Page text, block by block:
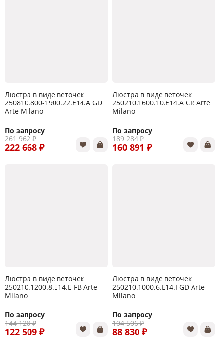
Люстра в виде веточек
250810.800-1900.22.E14.A GD
Arte Milano
По запросу
261 962 ₽
222 668 ₽
Люстра в виде веточек
250210.1600.10.E14.A CR Arte
Milano
По запросу
189 284 ₽
160 891 ₽
Люстра в виде веточек
250210.1200.8.E14.E FB Arte
Milano
По запросу
144 128 ₽
122 509 ₽
Люстра в виде веточек
250210.1000.6.E14.I GD Arte
Milano
По запросу
104 506 ₽
88 830 ₽